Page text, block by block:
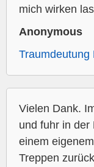
mich wirken
Anonymous
Traumdeutung
Vielen Dank.
und fuhr in der
einem
Treppen